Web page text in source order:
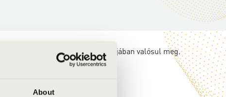
About
Művelődési Intézet koordinációjában valósul meg.